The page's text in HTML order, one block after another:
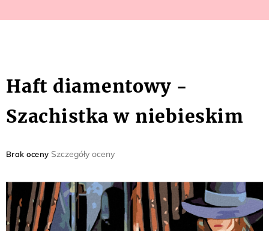
Haft diamentowy -
Szachistka w niebieskim
Średnia
wynosi
0,0
na
5
gwiazdek.
Brak oceny Szczegóły oceny